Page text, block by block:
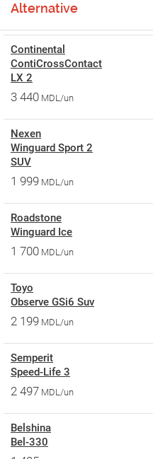
Alternative
Continental
ContiCrossContact
LX 2
3 440 MDL/un
Nexen
Winguard Sport 2
SUV
1 999 MDL/un
Roadstone
Winguard Ice
1 700 MDL/un
Toyo
Observe GSi6 Suv
2 199 MDL/un
Semperit
Speed-Life 3
2 497 MDL/un
Belshina
Bel-330